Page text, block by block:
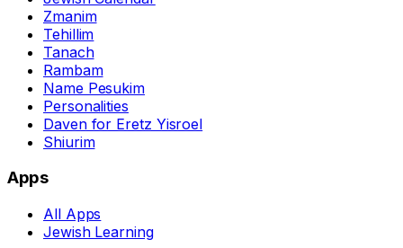
Zmanim
Tehillim
Tanach
Rambam
Name Pesukim
Personalities
Daven for Eretz Yisroel
Shiurim
Apps
All Apps
Jewish Learning